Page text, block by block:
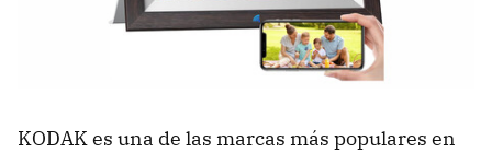
KODAK es una de las marcas más populares en